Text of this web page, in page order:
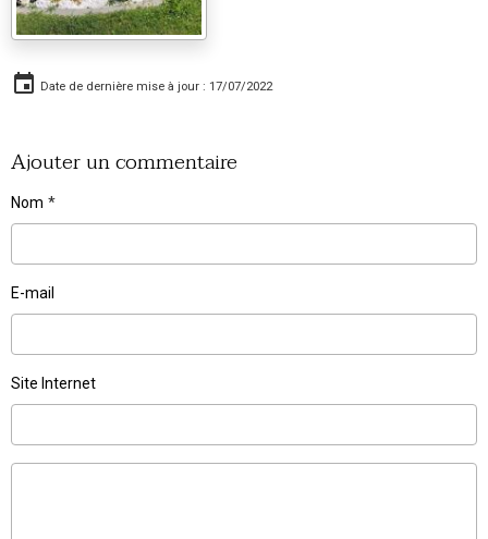
Date de dernière mise à jour : 17/07/2022
Ajouter un commentaire
Nom
E-mail
Site Internet